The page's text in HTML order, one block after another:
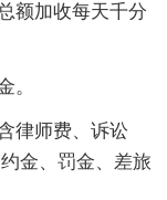
额加收每天千分
。
律师费、诉讼
金、罚金、差旅